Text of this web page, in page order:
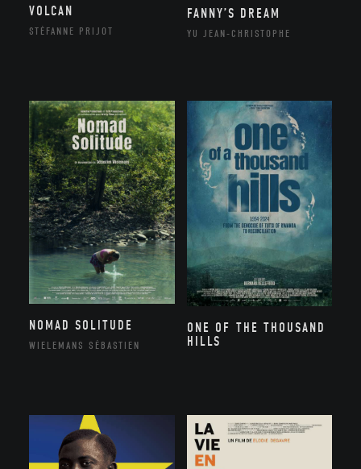
VOLCAN
STÉFANNE PRIJOT
FANNY’S DREAM
YU JEAN-CHRISTOPHE
NOMAD SOLITUDE
WIELEMANS SÉBASTIEN
ONE OF THE THOUSAND
HILLS